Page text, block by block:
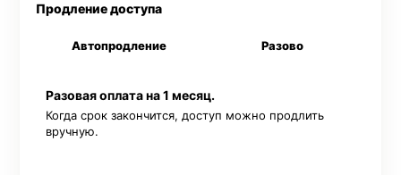
Продление доступа
Автопродление Разово
Разовая оплата на 1 месяц.
Когда срок закончится, доступ можно продлить
вручную.